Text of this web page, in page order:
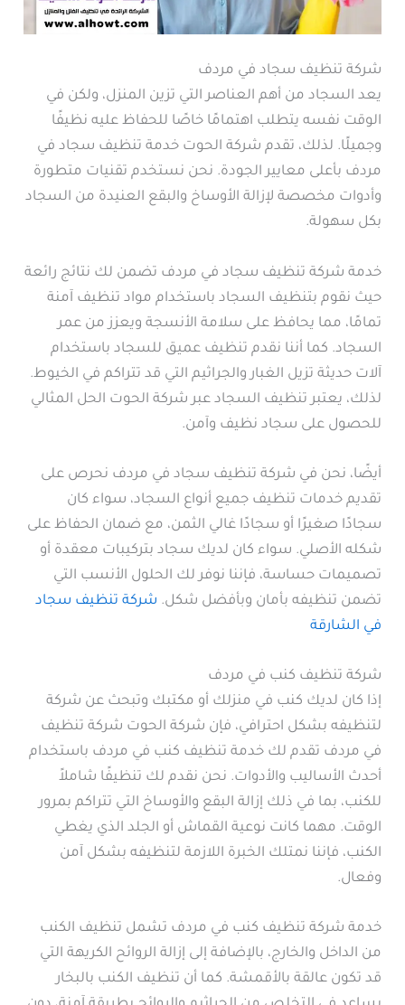
شركة تنظيف سجاد في مردف
يعد السجاد من أهم العناصر التي تزين المنزل، ولكن في
الوقت نفسه يتطلب اهتمامًا خاصًا للحفاظ عليه نظيفًا
وجميلًا. لذلك، تقدم شركة الحوت خدمة تنظيف سجاد في
مردف بأعلى معايير الجودة. نحن نستخدم تقنيات متطورة
وأدوات مخصصة لإزالة الأوساخ والبقع العنيدة من السجاد
بكل سهولة.
خدمة شركة تنظيف سجاد في مردف تضمن لك نتائج رائعة
حيث نقوم بتنظيف السجاد باستخدام مواد تنظيف آمنة
تمامًا، مما يحافظ على سلامة الأنسجة ويعزز من عمر
السجاد. كما أننا نقدم تنظيف عميق للسجاد باستخدام
آلات حديثة تزيل الغبار والجراثيم التي قد تتراكم في الخيوط.
لذلك، يعتبر تنظيف السجاد عبر شركة الحوت الحل المثالي
للحصول على سجاد نظيف وآمن.
أيضًا، نحن في شركة تنظيف سجاد في مردف نحرص على
تقديم خدمات تنظيف جميع أنواع السجاد، سواء كان
سجادًا صغيرًا أو سجادًا غالي الثمن، مع ضمان الحفاظ على
شكله الأصلي. سواء كان لديك سجاد بتركيبات معقدة أو
تصميمات حساسة، فإننا نوفر لك الحلول الأنسب التي
تضمن تنظيفه بأمان وبأفضل شكل. شركة تنظيف سجاد
في الشارقة
شركة تنظيف كنب في مردف
إذا كان لديك كنب في منزلك أو مكتبك وتبحث عن شركة
لتنظيفه بشكل احترافي، فإن شركة الحوت شركة تنظيف
في مردف تقدم لك خدمة تنظيف كنب في مردف باستخدام
أحدث الأساليب والأدوات. نحن نقدم لك تنظيفًا شاملاً
للكنب، بما في ذلك إزالة البقع والأوساخ التي تتراكم بمرور
الوقت. مهما كانت نوعية القماش أو الجلد الذي يغطي
الكنب، فإننا نمتلك الخبرة اللازمة لتنظيفه بشكل آمن
وفعال.
خدمة شركة تنظيف كنب في مردف تشمل تنظيف الكنب
من الداخل والخارج، بالإضافة إلى إزالة الروائح الكريهة التي
قد تكون عالقة بالأقمشة. كما أن تنظيف الكنب بالبخار